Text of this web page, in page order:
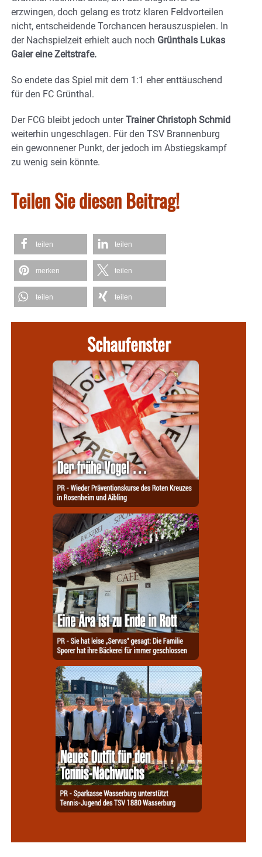
erzwingen, doch gelang es trotz klaren Feldvorteilen
nicht, entscheidende Torchancen herauszuspielen. In
der Nachspielzeit erhielt auch noch Grünthals Lukas
Gaier eine Zeitstrafe.
So endete das Spiel mit dem 1:1 eher enttäuschend
für den FC Grünthal.
Der FCG bleibt jedoch unterTrainer Christoph Schmid
weiterhin ungeschlagen. Für den TSV Brannenburg
ein gewonnener Punkt, der jedoch im Abstiegskampf
zu wenig sein könnte.
Teilen Sie diesen Beitrag!
teilen teilen
merken teilen
teilen teilen
Schaufenster